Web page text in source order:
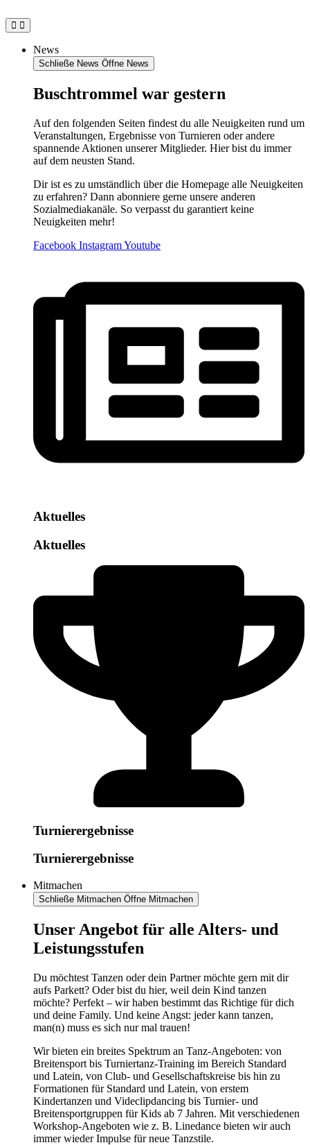
Inhalt
springen
News
Schließe News Öffne News
Buschtrommel war gestern
Auf den folgenden Seiten findest du alle Neuigkeiten rund um
Veranstaltungen, Ergebnisse von Turnieren oder andere
spannende Aktionen unserer Mitglieder. Hier bist du immer
auf dem neusten Stand.
Dir ist es zu umständlich über die Homepage alle Neuigkeiten
zu erfahren? Dann abonniere gerne unsere anderen
Sozialmediakanäle. So verpasst du garantiert keine
Neuigkeiten mehr!
Facebook InstagramYoutube
Aktuelles
Aktuelles
Turnierergebnisse
Turnierergebnisse
Mitmachen
Schließe Mitmachen Öffne Mitmachen
​​​Unser Angebot für alle Alters- und
Leistungsstufen
Du möchtest Tanzen oder dein Partner möchte gern mit dir
aufs Parkett? Oder bist du hier, weil dein Kind tanzen
möchte? Perfekt – wir haben bestimmt das Richtige für dich
und deine Family. Und keine Angst: jeder kann tanzen,
man(n) muss es sich nur mal trauen!
Wir bieten ein breites Spektrum an Tanz-Angeboten: von
Breitensport bis Turniertanz-Training im Bereich Standard
und Latein, von Club- und Gesellschaftskreise bis hin zu
Formationen für Standard und Latein, von erstem
Kindertanzen und Videclipdancing bis Turnier- und
Breitensportgruppen für Kids ab 7 Jahren. Mit verschiedenen
Workshop-Angeboten wie z. B. Linedance bieten wir auch
immer wieder Impulse für neue Tanzstile.